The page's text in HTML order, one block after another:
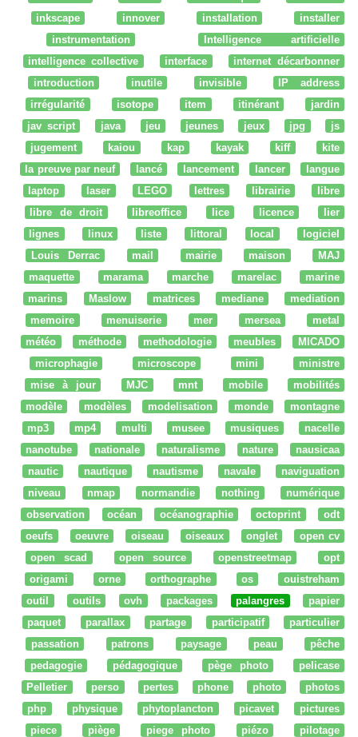
inkscape
innover installation
installer
instrumentation
Intelligence artificielle
intelligence collective
interface
internet décarbonner
introduction
inutile invisible
IP address
irrégularité
isotope item itinérant
jardin
jav script
java jeu jeunes jeux jpg
js
jugement
kaiou kap kayak kiff
kite
la preuve par neuf
lancé lancement lancer
langue
laptop
laser LEGO lettres librairie
libre
libre de droit
libreoffice lice licence
lier
lignes
linux liste littoral local
logiciel
Louis Derrac
mail mairie maison
MAJ
maquette
marama marche marelac
marine
marins
Maslow matrices mediane
mediation
memoire
menuiserie mer mersea
metal
météo
méthode methodologie meubles
MICADO
microphagie
microscope mini
ministre
mise à jour
MJC mnt mobile
mobilités
modèle
modèles modelisation monde
montagne
mp3
mp4 multi musee musiques
nacelle
nanotube
nationale naturalisme nature
nausicaa
nautic
nautique nautisme navale
naviguation
niveau
nmap normandie nothing
numérique
observation
océan océanographie octoprint
odt
oeufs
oeuvre oiseau oiseaux onglet
open cv
open scad
open source openstreetmap
opt
origami
orne orthographe os
ouistreham
outil
outils ovh packages palangres
papier
paquet
parallax partage participatif
particulier
passation
patrons paysage peau
pêche
pedagogie
pédagogique pège photo
pelicase
Pelletier
perso pertes phone photo
photos
php
physique phytoplancton picavet
pictures
piece
piège piege photo piézo
pilotage